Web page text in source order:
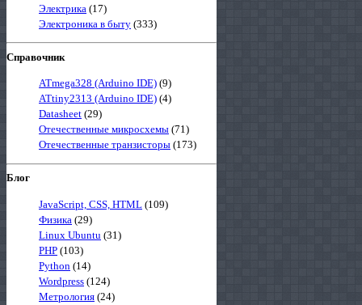
Электрика (17)
Электроника в быту (333)
Справочник
ATmega328 (Arduino IDE) (9)
ATtiny2313 (Arduino IDE) (4)
Datasheet (29)
Отечественные микросхемы (71)
Отечественные транзисторы (173)
Блог
JavaScript, CSS, HTML (109)
Физика (29)
Linux Ubuntu (31)
PHP (103)
Python (14)
Wordpress (124)
Метрология (24)